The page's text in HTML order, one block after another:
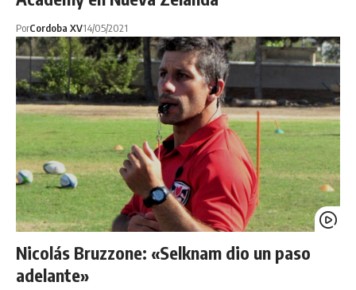
PorCordoba XV14/05/2021
Nicolás Bruzzone: «Selknam dio un paso
adelante»